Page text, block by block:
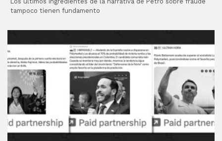
tampoco tienen fundamento